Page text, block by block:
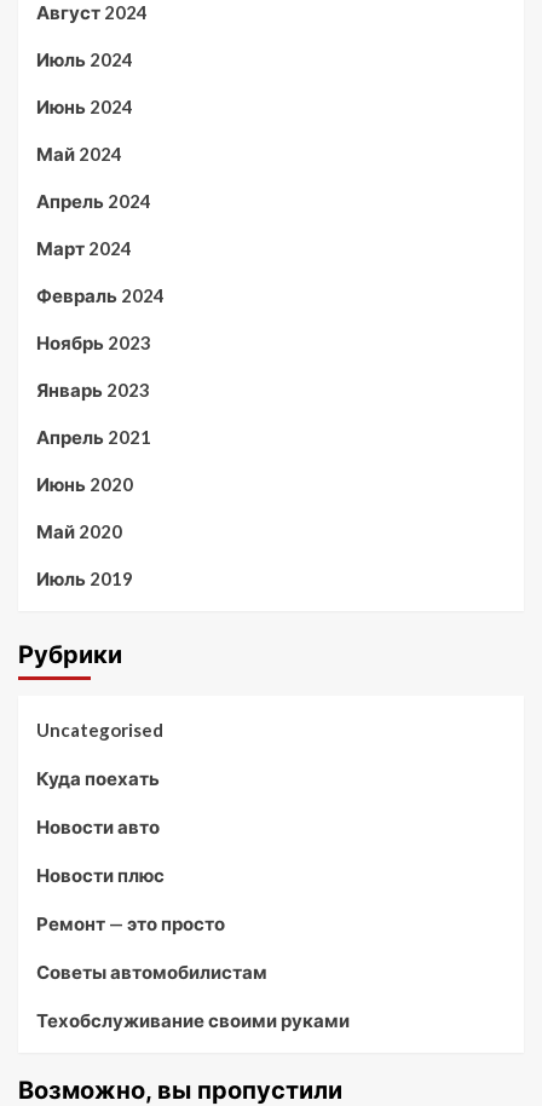
Август 2024
Июль 2024
Июнь 2024
Май 2024
Апрель 2024
Март 2024
Февраль 2024
Ноябрь 2023
Январь 2023
Апрель 2021
Июнь 2020
Май 2020
Июль 2019
Рубрики
Uncategorised
Куда поехать
Новости авто
Новости плюс
Ремонт — это просто
Советы автомобилистам
Техобслуживание своими руками
Возможно, вы пропустили